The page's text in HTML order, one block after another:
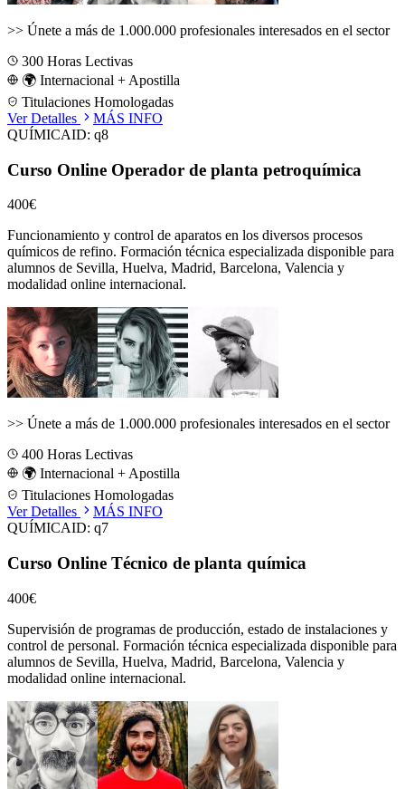
>> Únete a más de 1.000.000 profesionales interesados en el sector
300 Horas Lectivas
🌍 Internacional + Apostilla
Titulaciones Homologadas
Ver Detalles
MÁS INFO
QUÍMICAID: q8
Curso Online Operador de planta petroquímica
400€
Funcionamiento y control de aparatos en los diversos procesos
químicos de refino. Formación técnica especializada disponible para
alumnos de Sevilla, Huelva, Madrid, Barcelona, Valencia y
modalidad online internacional.
>> Únete a más de 1.000.000 profesionales interesados en el sector
400 Horas Lectivas
🌍 Internacional + Apostilla
Titulaciones Homologadas
Ver Detalles
MÁS INFO
QUÍMICAID: q7
Curso Online Técnico de planta química
400€
Supervisión de programas de producción, estado de instalaciones y
control de personal. Formación técnica especializada disponible para
alumnos de Sevilla, Huelva, Madrid, Barcelona, Valencia y
modalidad online internacional.